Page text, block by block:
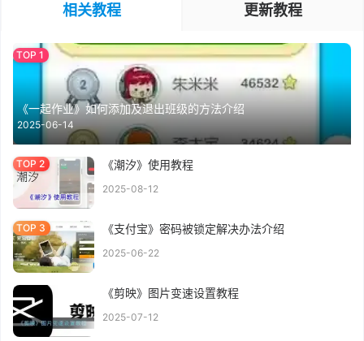
相关教程 更新教程
《一起作业》如何添加及退出班级的方法介绍
2025-06-14
《潮汐》使用教程
2025-08-12
《支付宝》密码被锁定解决办法介绍
2025-06-22
《剪映》图片变速设置教程
2025-07-12